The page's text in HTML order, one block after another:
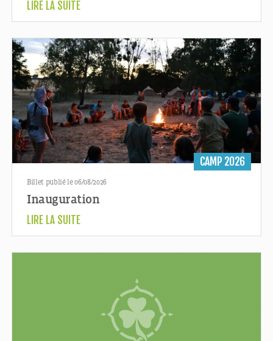
LIRE LA SUITE
CAMP 2026
Billet publié le 06/08/2026
Inauguration
LIRE LA SUITE